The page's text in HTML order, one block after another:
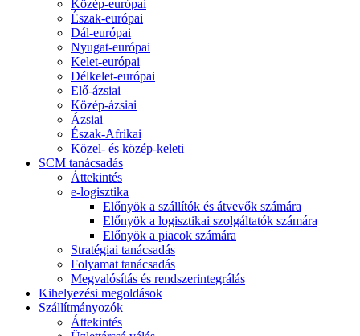
Közép-európai
Észak-európai
Dál-európai
Nyugat-európai
Kelet-európai
Délkelet-európai
Elő-ázsiai
Közép-ázsiai
Ázsiai
Észak-Afrikai
Közel- és közép-keleti
SCM tanácsadás
Áttekintés
e-logisztika
Előnyök a szállítók és átvevők számára
Előnyök a logisztikai szolgáltatók számára
Előnyök a piacok számára
Stratégiai tanácsadás
Folyamat tanácsadás
Megvalósítás és rendszerintegrálás
Kihelyezési megoldások
Szállítmányozók
Áttekintés